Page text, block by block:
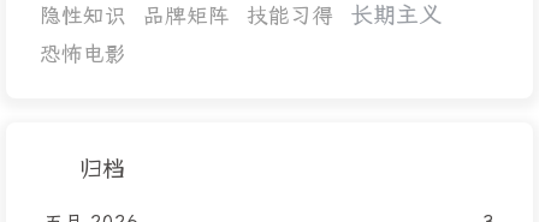
隐性知识
品牌矩阵 技能习得 长期主义
恐怖电影
归档